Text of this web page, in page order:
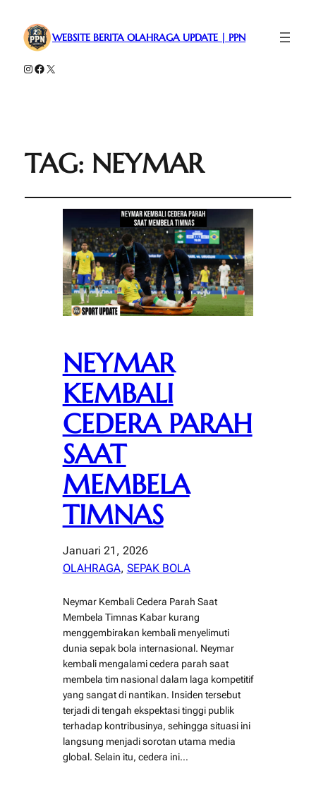
WEBSITE BERITA OLAHRAGA UPDATE | PPN
Instagram
Facebook
X
TAG: NEYMAR
NEYMAR
KEMBALI
CEDERA PARAH
SAAT
MEMBELA
TIMNAS
Januari 21, 2026
OLAHRAGA, SEPAK BOLA
Neymar Kembali Cedera Parah Saat
Membela Timnas Kabar kurang
menggembirakan kembali menyelimuti
dunia sepak bola internasional. Neymar
kembali mengalami cedera parah saat
membela tim nasional dalam laga kompetitif
yang sangat di nantikan. Insiden tersebut
terjadi di tengah ekspektasi tinggi publik
terhadap kontribusinya, sehingga situasi ini
langsung menjadi sorotan utama media
global. Selain itu, cedera ini…